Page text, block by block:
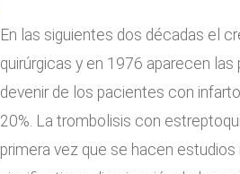
En las siguientes dos décadas el
quirúrgicas y en 1976 aparecen
devenir de los pacientes con
20%. La trombolisis con
primera vez que se hacen